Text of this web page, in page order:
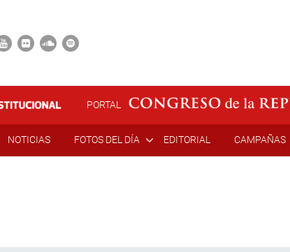
PORTAL
NOTICIAS FOTOS DEL DÍA EDITORIAL CAMPAÑAS